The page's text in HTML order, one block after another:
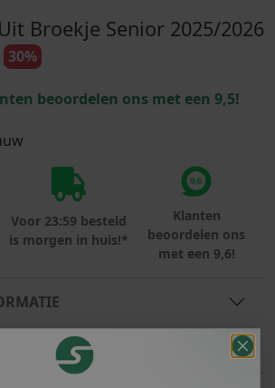
Broekje Senior 2025/2026
30%
beoordelen ons met een 9,5!
Voor 23:59 besteld
is morgen in huis!*
Klanten
beoordelen ons
met een 9,6!